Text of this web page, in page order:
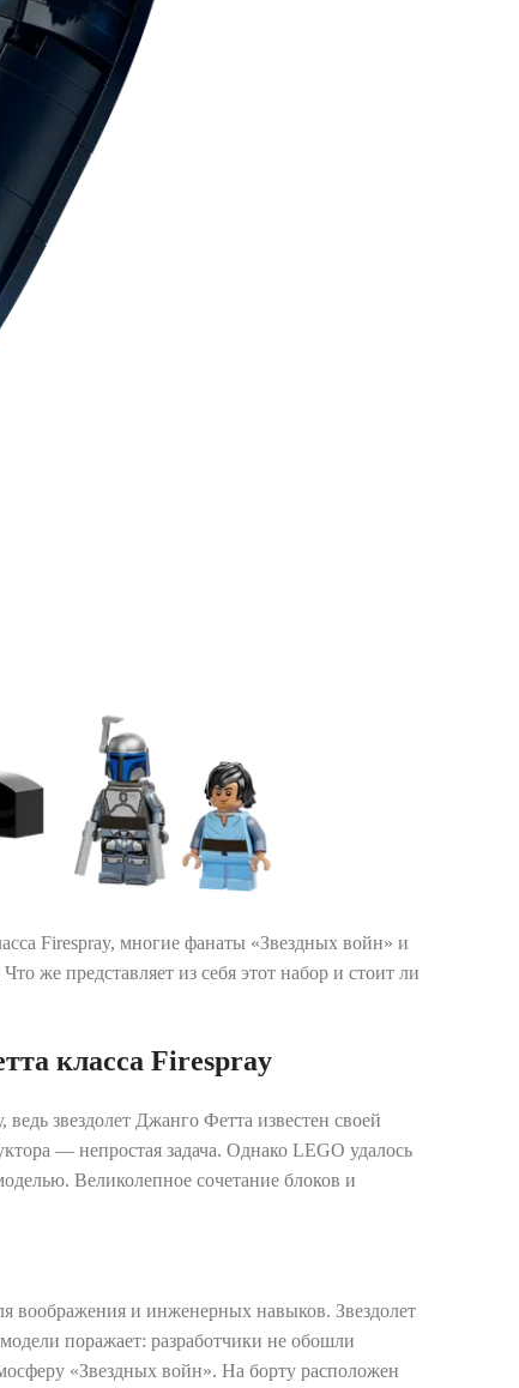
Firespray, многие фанаты «Звездных войн» и
же представляет из себя этот набор и стоит ли
класса Firespray
звездолет Джанго Фетта известен своей
— непростая задача. Однако LEGO удалось
Великолепное сочетание блоков и
воображения и инженерных навыков. Звездолет
поражает: разработчики не обошли
«Звездных войн». На борту расположен